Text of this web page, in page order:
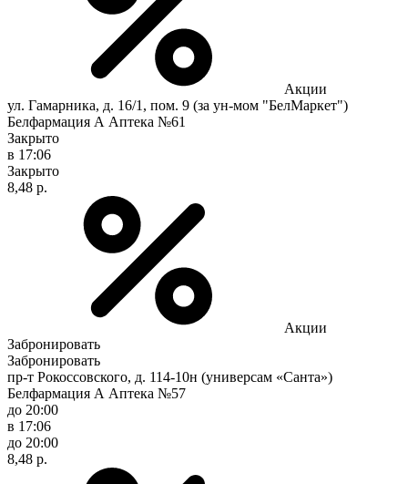
Акции
ул. Гамарника, д. 16/1, пом. 9 (за ун-мом "БелМаркет")
Белфармация А Аптека №61
Закрыто
в 17:06
Закрыто
8,48 р.
Акции
Забронировать
Забронировать
пр-т Рокоссовского, д. 114-10н (универсам «Санта»)
Белфармация А Аптека №57
до 20:00
в 17:06
до 20:00
8,48 р.